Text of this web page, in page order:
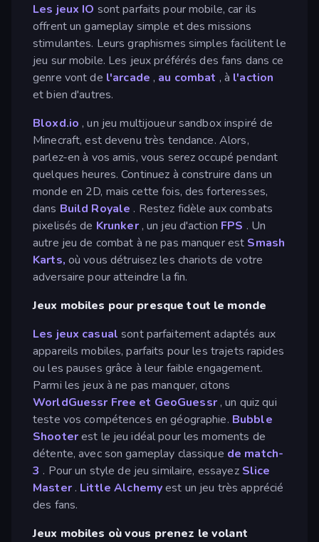
Les jeux IO sont parfaits pour mobile, car ils
offrent un gameplay simple et des missions
stimulantes. Leurs graphismes simples facilitent le
jeu sur mobile. Les jeux préférés des fans dans ce
genre vont de l'arcade , au combat , à l'action
et bien d'autres.
Bloxd.io , un jeu multijoueur sandbox inspiré de
Minecraft, est devenu très tendance. Alors,
parlez-en à vos amis, vous serez occupé pendant
quelques heures. Continuez à construire dans un
monde en 2D, mais cette fois, des forteresses,
dans Build Royale . Restez fidèle aux combats
pixelisés de Krunker, un jeu d'action FPS . Un
autre jeu de combat à ne pas manquer est Smash
Karts, où vous détruisez les chariots de votre
adversaire pour atteindre la fin.
Jeux mobiles pour presque tout le monde
Les jeux casual sont parfaitement adaptés aux
appareils mobiles, parfaits pour les trajets rapides
ou les pauses grâce à leur faible engagement.
Parmi les jeux à ne pas manquer, citons
WorldGuessr Free et GeoGuessr, un quiz qui
teste vos compétences en géographie. Bubble
Shooterest le jeu idéal pour les moments de
détente, avec son gameplay classique de match-
3 . Pour un style de jeu similaire, essayez Slice
Master. Little Alchemyest un jeu très apprécié
des fans.
Jeux mobiles où vous prenez le volant